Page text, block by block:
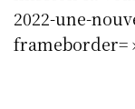
2022-une-
frameborder=